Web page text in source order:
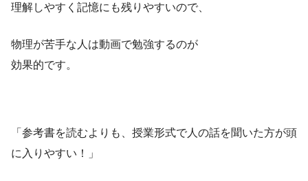
理解しやすく記憶にも残りやすいので、
物理が苦手な人は動画で勉強するのが
効果的です。
「参考書を読むよりも、授業形式で人の話を聞いた方が頭
に入りやすい！」